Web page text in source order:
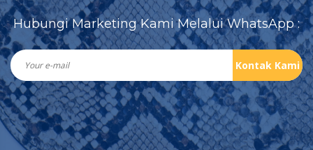
Hubungi Marketing Kami Melalui WhatsApp :
Kontak Kami